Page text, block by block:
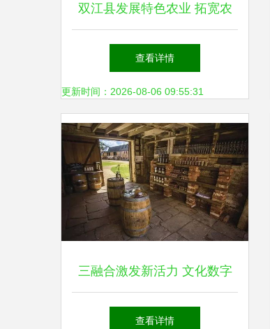
双江县发展特色农业 拓宽农
民增收渠道
查看详情
更新时间：2026-08-06 09:55:31
三融合激发新活力 文化数字
网赋能农技开发与产业升级
查看详情